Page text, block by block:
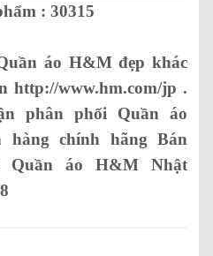
: 30315
áo H&M đẹp khác
http://www.hm.com/jp .
phân phối Quần áo
hàng chính hãng Bán
Quần áo H&M Nhật